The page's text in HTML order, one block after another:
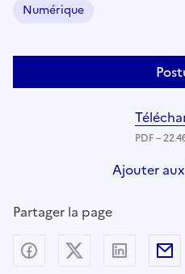
Domaine :
Numérique
PDF –
Ajouter
Partager la page
Partager sur Facebook
Partager sur